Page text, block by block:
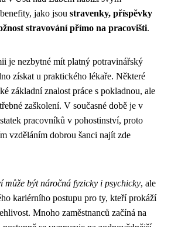
jako jsou stravenky, příspěvky
stravování přímo na pracovišti.
je nezbytné mít platný potravinářský
získat u praktického lékaře. Některé
základní znalost práce s pokladnou, ale
zaškolení. V současné době je v
pracovníků v pohostinství, proto
vzděláním dobrou šanci najít zde
může být náročná fyzicky i psychicky, ale
kariérního postupu pro ty, kteří prokáží
Mnoho zaměstnanců začíná na